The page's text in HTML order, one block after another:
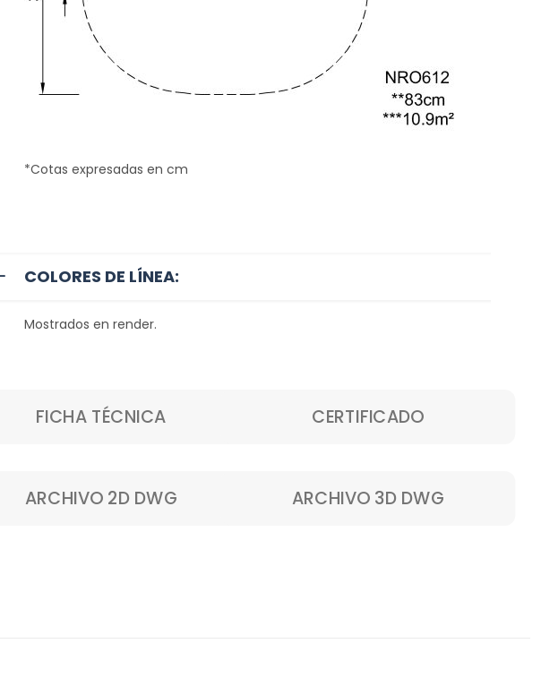
*Cotas expresadas en cm
COLORES DE LÍNEA:
Mostrados en render.
FICHA TÉCNICA CERTIFICADO
ARCHIVO 2D DWG ARCHIVO 3D DWG